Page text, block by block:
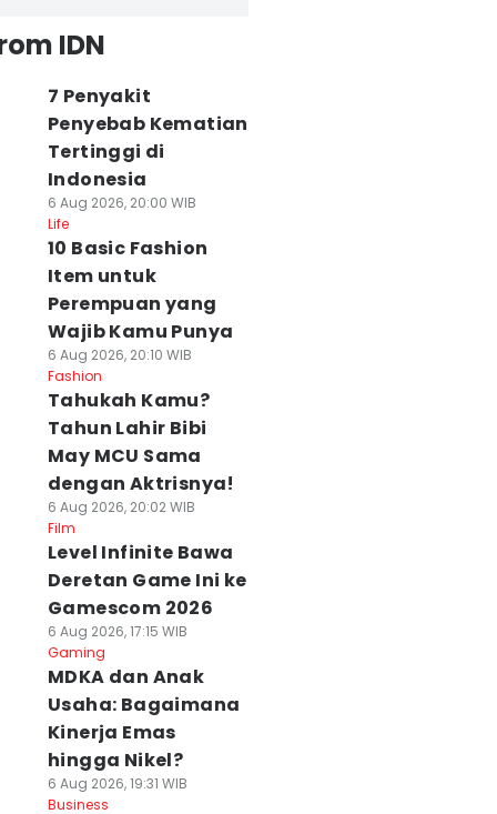
IDN
7 Penyakit
Penyebab Kematian
Tertinggi di
Indonesia
6 Aug 2026, 20:00 WIB
Life
10 Basic Fashion
Item untuk
Perempuan yang
Wajib Kamu Punya
6 Aug 2026, 20:10 WIB
Fashion
Tahukah Kamu?
Tahun Lahir Bibi
May MCU Sama
dengan Aktrisnya!
6 Aug 2026, 20:02 WIB
Film
Level Infinite Bawa
Deretan Game Ini ke
Gamescom 2026
6 Aug 2026, 17:15 WIB
Gaming
MDKA dan Anak
Usaha: Bagaimana
Kinerja Emas
hingga Nikel?
6 Aug 2026, 19:31 WIB
Business